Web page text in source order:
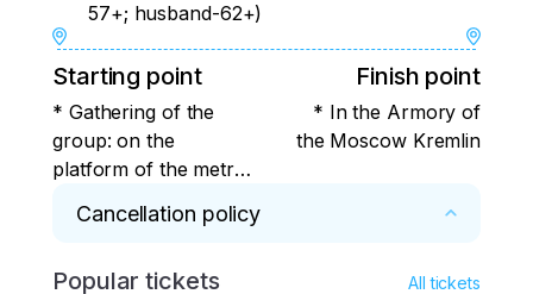
57+; husband-62+)
Starting point
* Gathering of the
group: on the
platform of the metro
Square" in the center
big screen. The guide
Finish point
* In the Armory of
the Moscow Kremlin
Cancellation policy
* In case of refusal more than 24 hours in
Popular tickets All tickets